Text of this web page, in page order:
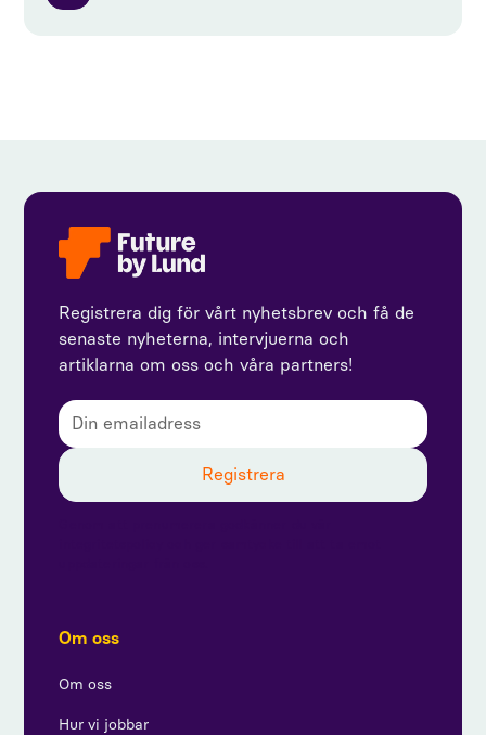
Registrera dig för vårt nyhetsbrev och få de
senaste nyheterna, intervjuerna och
artiklarna om oss och våra partners!
Om oss
Om oss
Hur vi jobbar